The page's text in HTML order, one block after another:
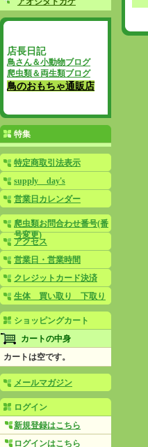
店長日記
鳥さん＆小動物ブログ
爬虫類＆両生類ブログ
鳥のおもちゃ通販店
特集
特定商取引法表示
supply day's
営業日カレンダー
爬虫類お問合わせ番号(番
号変更)
アクセス
営業日・営業時間
クレジットカード決済
生体 買い取り 下取り
ショッピングカート
カートの中身
カートは空です。
メールマガジン
ログイン
新規登録はこちら
ログインはこちら